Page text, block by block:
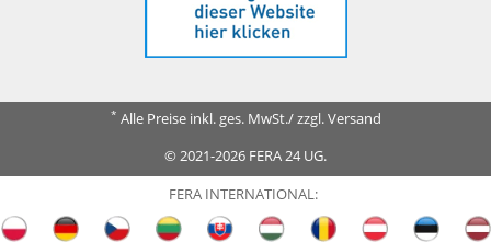
* Alle Preise inkl. ges. MwSt./ zzgl. Versand
© 2021-2026 FERA 24 UG.
FERA INTERNATIONAL: